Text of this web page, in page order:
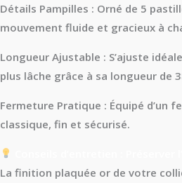
Détails Pampilles : Orné de 5
mouvement fluide et gracieux à
Longueur Ajustable : S’ajuste
plus lâche grâce à sa longueur de
Fermeture Pratique : Équipé d’un
classique, fin et sécurisé.
La finition plaquée or de votre